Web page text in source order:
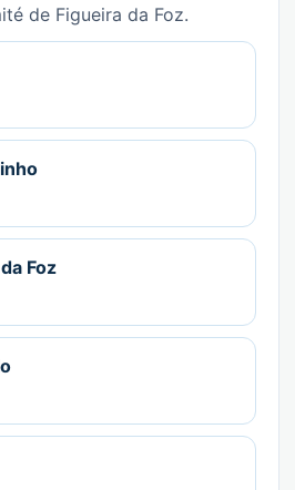
de Figueira da Foz.
Foz